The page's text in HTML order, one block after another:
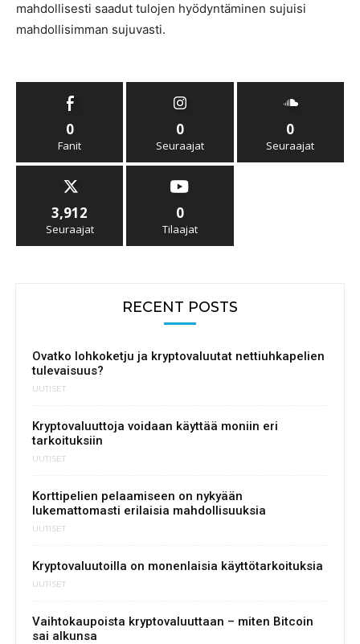
mahdollisesti saadut tulojen hyödyntäminen sujuisi
mahdollisimman sujuvasti.
0
Fanit
0
Seuraajat
0
Seuraajat
3,912
Seuraajat
0
Tilaajat
RECENT POSTS
Ovatko lohkoketju ja kryptovaluutat nettiuhkapelien
tulevaisuus?
UUTISET
Kryptovaluuttoja voidaan käyttää moniin eri
tarkoituksiin
UUTISET
Korttipelien pelaamiseen on nykyään
lukemattomasti erilaisia mahdollisuuksia
UUTISET
Kryptovaluutoilla on monenlaisia käyttötarkoituksia
UUTISET
Vaihtokaupoista kryptovaluuttaan – miten Bitcoin
sai alkunsa